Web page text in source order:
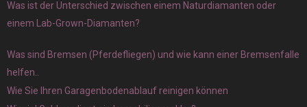
Was ist der Unterschied zwischen einem Naturdiamanten oder
einem Lab-Grown-Diamanten?
Was sind Bremsen (Pferdefliegen) und wie kann einer Bremsenfalle
helfen..
Wie Sie Ihren Garagenbodenablauf reinigen können